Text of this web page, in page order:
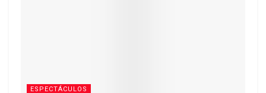
ESPECTÁCULOS